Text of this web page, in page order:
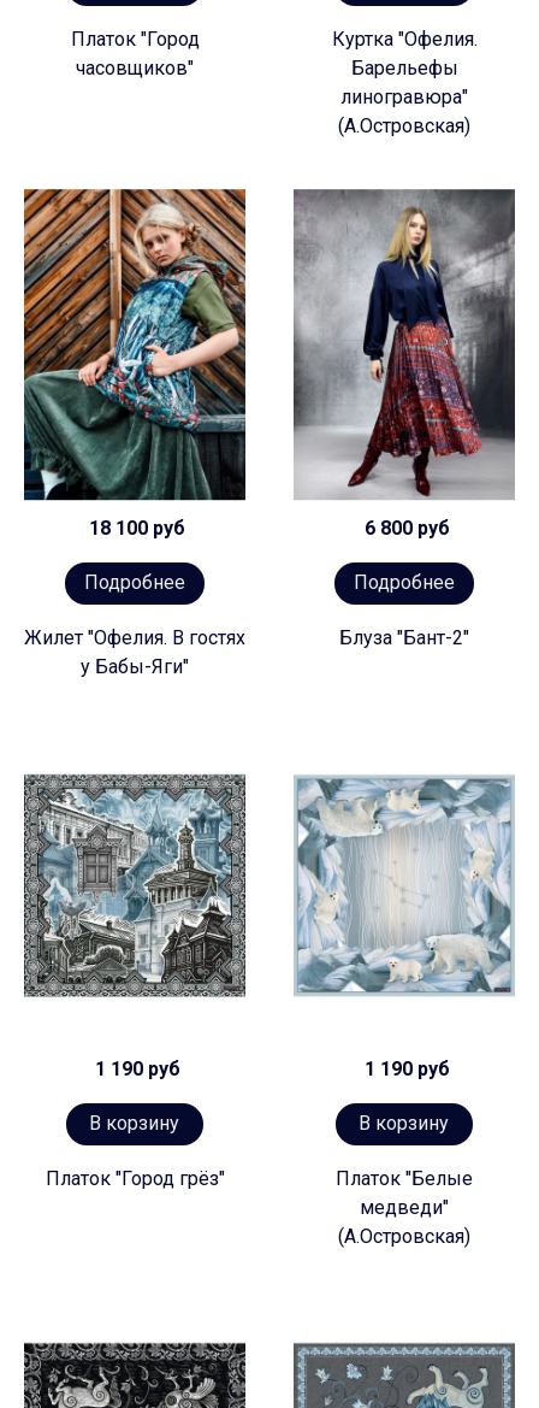
Платок "Город
часовщиков"
Куртка "Офелия.
Барельефы
линогравюра"
(А.Островская)
18 100 руб
Подробнее
Жилет "Офелия. В гостях
у Бабы-Яги"
6 800 руб
Подробнее
Блуза "Бант-2"
1 190 руб
В корзину
Платок "Город грёз"
1 190 руб
В корзину
Платок "Белые
медведи"
(А.Островская)